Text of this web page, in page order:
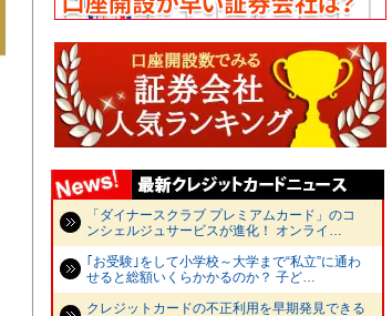
「ダイナースクラブ プレミアムカード」のコ
ンシェルジュサービスが進化！ オンライ…
｢お受験｣をして小学校～大学まで“私立”に通わ
せると総額いくらかかるのか？ 子ど…
クレジットカードの不正利用を早期発見できる